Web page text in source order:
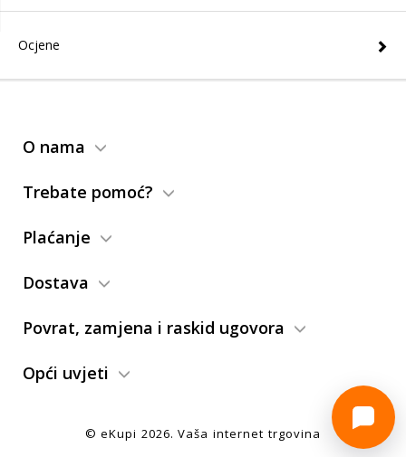
Ocjene
O nama
Trebate pomoć?
Plaćanje
Dostava
Povrat, zamjena i raskid ugovora
Opći uvjeti
© eKupi 2026. Vaša internet trgovina